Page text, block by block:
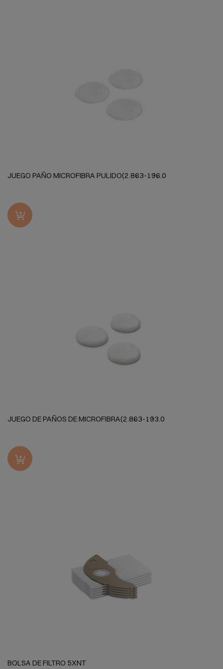
JUEGO PAÑO MICROFIBRA PULIDO(2.863-196.0
JUEGO DE PAÑOS DE MICROFIBRA(2.863-193.0
BOLSA DE FILTRO 5XNT